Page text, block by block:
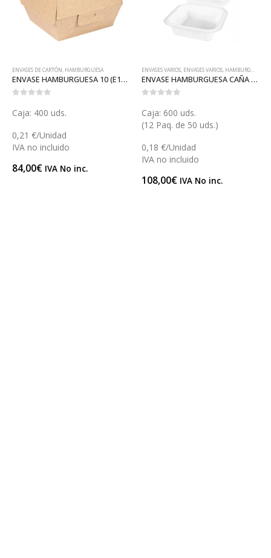
ENVASES DE CARTÓN, HAMBURGUESA
ENVASE HAMBURGUESA 10 (E109)
Caja: 400 uds.
0,21 €/Unidad
IVA no incluido
84,00€ IVA No inc.
ENVASES VARIOS, ENVASES VARIOS, HAMBURGUESA
ENVASE HAMBURGUESA CAÑA AZÚCAR (GP12526)
Caja: 600 uds.
(12 Paq. de 50 uds.)
0,18 €/Unidad
IVA no incluido
108,00€ IVA No inc.